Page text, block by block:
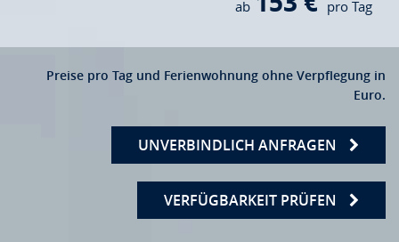
ab pro Tag
Preise pro Tag und Ferienwohnung ohne Verpflegung in
Euro.
UNVERBINDLICH ANFRAGEN
VERFÜGBARKEIT PRÜFEN